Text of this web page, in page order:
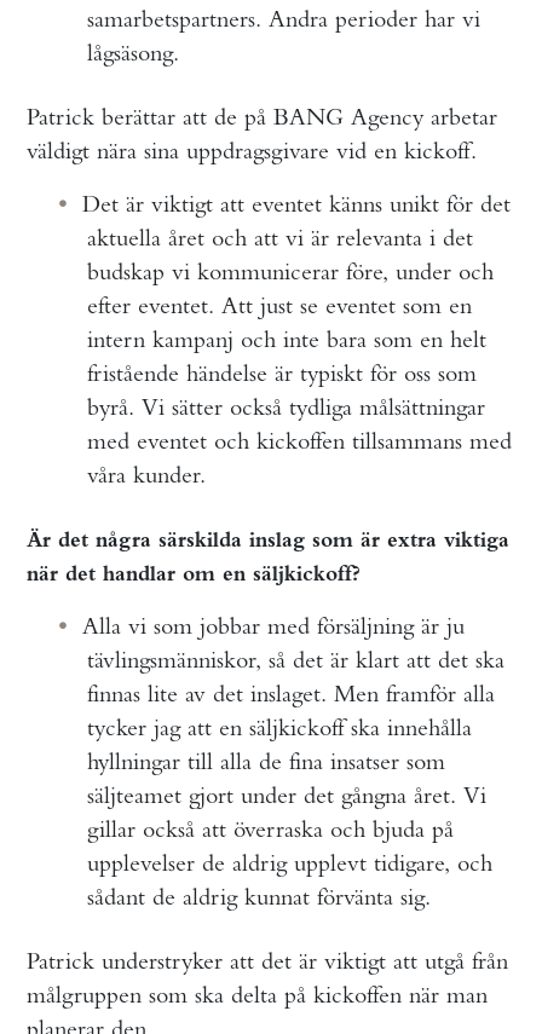
samarbetspartners. Andra perioder har vi
lågsäsong.
Patrick berättar att de på BANG Agency arbetar
väldigt nära sina uppdragsgivare vid en kickoff.
Det är viktigt att eventet känns unikt för det
aktuella året och att vi är relevanta i det
budskap vi kommunicerar före, under och
efter eventet. Att just se eventet som en
intern kampanj och inte bara som en helt
fristående händelse är typiskt för oss som
byrå. Vi sätter också tydliga målsättningar
med eventet och kickoffen tillsammans med
våra kunder.
Är det några särskilda inslag som är extra viktiga
när det handlar om en säljkickoff?
Alla vi som jobbar med försäljning är ju
tävlingsmänniskor, så det är klart att det ska
finnas lite av det inslaget. Men framför alla
tycker jag att en säljkickoff ska innehålla
hyllningar till alla de fina insatser som
säljteamet gjort under det gångna året. Vi
gillar också att överraska och bjuda på
upplevelser de aldrig upplevt tidigare, och
sådant de aldrig kunnat förvänta sig.
Patrick understryker att det är viktigt att utgå från
målgruppen som ska delta på kickoffen när man